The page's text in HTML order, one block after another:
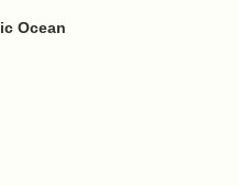
Ocean